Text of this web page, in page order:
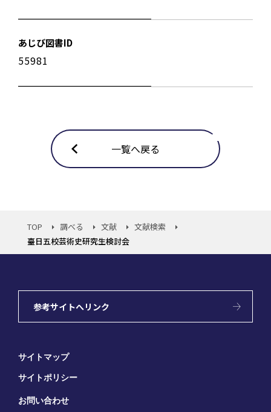
あじび図書ID
55981
一覧へ戻る
TOP 調べる 文献
文献検索
臺日五校芸術史研究生検討会
参考サイトへリンク
サイトマップ
サイトポリシー
お問い合わせ